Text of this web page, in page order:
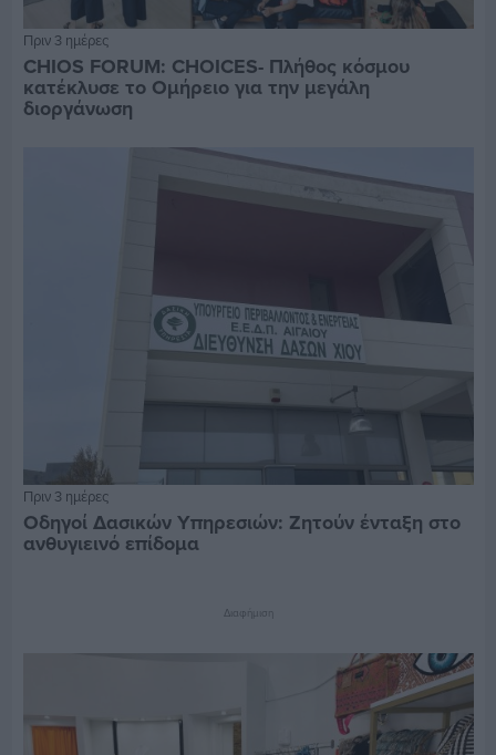
Πριν 3 ημέρες
CHIOS FORUM: CHOICES- Πλήθος κόσμου
κατέκλυσε το Ομήρειο για την μεγάλη
διοργάνωση
Πριν 3 ημέρες
Οδηγοί Δασικών Υπηρεσιών: Ζητούν ένταξη στο
ανθυγιεινό επίδομα
Διαφήμιση